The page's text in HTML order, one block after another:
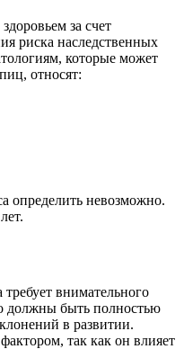
за счет
риска наследственных
которые может
относят:
определить невозможно.
внимательного
должны быть полностью
в развитии.
так как он влияет